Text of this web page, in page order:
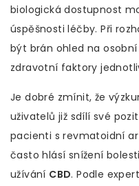
biologická dostupnost
úspěšnosti léčby. Při
být brán ohled na
zdravotní faktory
Je dobré zmínit, že
uživatelů již sdílí své
pacienti s revmatoidní
často hlásí snížení
užívání CBD. Podle